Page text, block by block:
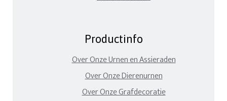
Productinfo
Over Onze Urnen en Assieraden
Over Onze Dierenurnen
Over Onze Grafdecoratie